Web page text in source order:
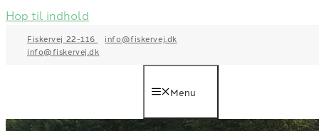
Hop til indhold
Fiskervej 22-116
info@fiskervej.dk
info@fiskervej.dk
Menu